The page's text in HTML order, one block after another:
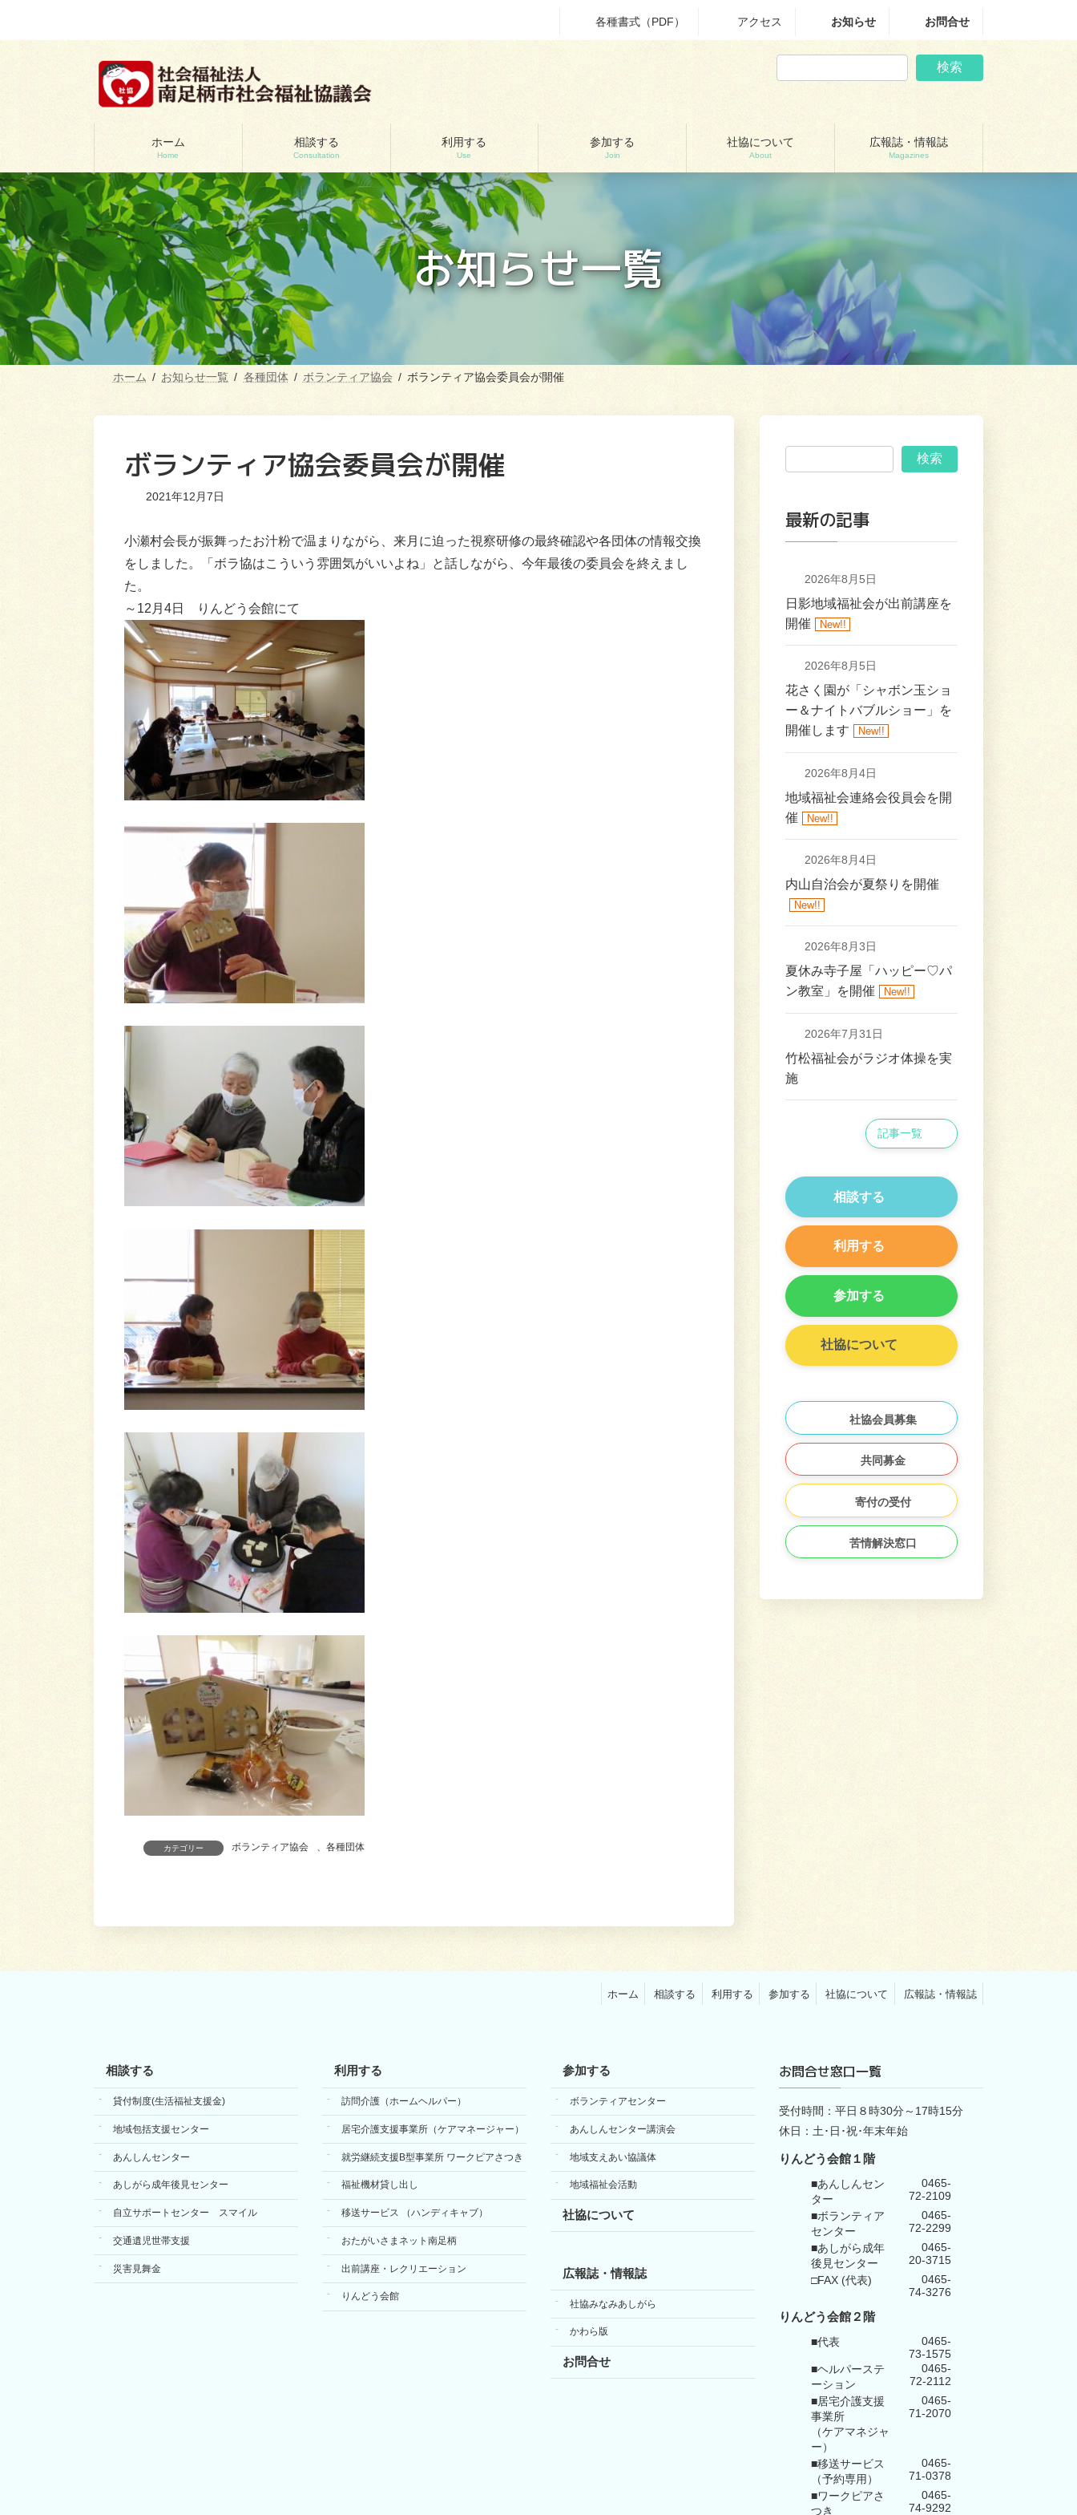
テ
ゲ
各種書式（PDF） アクセス お知らせ お問合せ
検索
ホーム
Home
相談する
Consultation
利用する
Use
参加する
Join
社協について
About
広報誌・情報誌
Magazines
お知らせ一覧
ホーム お知らせ一覧 各種団体 ボランティア協会 ボランティア協会委員会が開催
ボランティア協会委員会が開催
2021年12月7日
小瀬村会長が振舞ったお汁粉で温まりながら、来月に迫った視察研修の最終確認や各団体の情報交換
をしました。「ボラ協はこういう雰囲気がいいよね」と話しながら、今年最後の委員会を終えまし
た。
～12月4日 りんどう会館にて
カテゴリー ボランティア協会 、 各種団体
検索
最新の記事
2026年8月5日
日影地域福祉会が出前講座を
開催
New!!
2026年8月5日
花さく園が「シャボン玉ショ
ー＆ナイトバブルショー」を
開催します
New!!
2026年8月4日
地域福祉会連絡会役員会を開
催
New!!
2026年8月4日
内山自治会が夏祭りを開催
New!!
2026年8月3日
夏休み寺子屋「ハッピー♡パ
ン教室」を開催
New!!
2026年7月31日
竹松福祉会がラジオ体操を実
施
記事一覧
相談する
利用する
参加する
社協について
社協会員募集
共同募金
寄付の受付
苦情解決窓口
ホーム 相談する 利用する 参加する 社協について 広報誌・情報誌
相談する
貸付制度(生活福祉支援金)
地域包括支援センター
あんしんセンター
あしがら成年後見センター
自立サポートセンター スマイル
交通遺児世帯支援
災害見舞金
利用する
訪問介護（ホームヘルパー）
居宅介護支援事業所（ケアマネージャー）
就労継続支援B型事業所 ワークピアさつき
福祉機材貸し出し
移送サービス （ハンディキャブ）
おたがいさまネット南足柄
出前講座・レクリエーション
りんどう会館
参加する
ボランティアセンター
あんしんセンター講演会
地域支えあい協議体
地域福祉会活動
社協について
広報誌・情報誌
社協みなみあしがら
かわら版
お問合せ
お問合せ窓口一覧
受付時間：平日８時30分～17時15分
休日：土･日･祝･年末年始
りんどう会館１階
■あんしんセン
ター
0465-
72-2109
■ボランティア
センター
0465-
72-2299
■あしがら成年
後見センター
0465-
20-3715
□FAX (代表)
0465-
74-3276
りんどう会館 ２階
■代表
0465-
73-1575
■ヘルパーステ
ーション
0465-
72-2112
■居宅介護支援
事業所
（ケアマネジャ
ー）
0465-
71-2070
■移送サービス
（予約専用）
0465-
71-0378
■ワークピアさ
つき
0465-
74-9292